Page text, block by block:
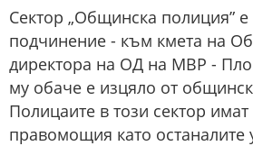
Сектор „Общинска полиция”
подчинение - към кмета на
директора на ОД на МВР -
му обаче е изцяло от
Полицаите в този сектор имат
правомощия като